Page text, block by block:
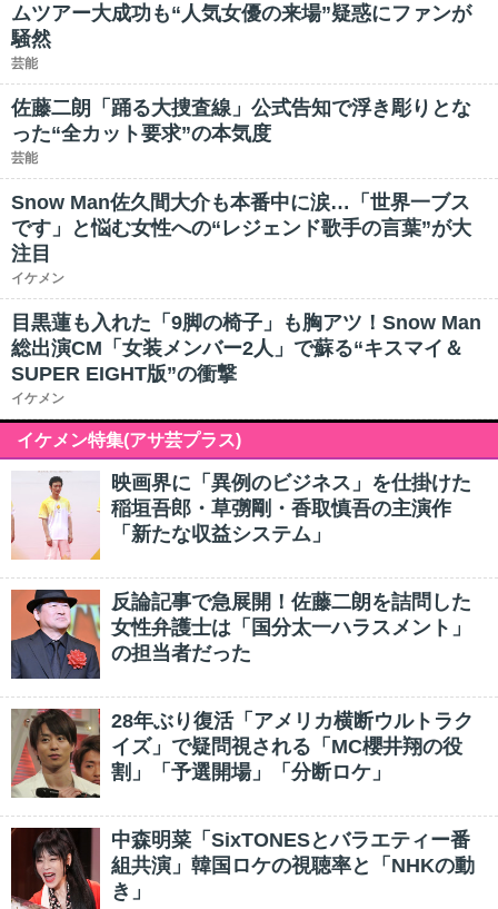
ムツアー大成功も“人気女優の来場”疑惑にファンが
騒然
芸能
佐藤二朗「踊る大捜査線」公式告知で浮き彫りとな
った“全カット要求”の本気度
芸能
Snow Man佐久間大介も本番中に涙…「世界一ブス
です」と悩む女性への“レジェンド歌手の言葉”が大
注目
イケメン
目黒蓮も入れた「9脚の椅子」も胸アツ！Snow Man
総出演CM「女装メンバー2人」で蘇る“キスマイ＆
SUPER EIGHT版”の衝撃
イケメン
イケメン特集(アサ芸プラス)
映画界に「異例のビジネス」を仕掛けた
稲垣吾郎・草彅剛・香取慎吾の主演作
「新たな収益システム」
反論記事で急展開！佐藤二朗を詰問した
女性弁護士は「国分太一ハラスメント」
の担当者だった
28年ぶり復活「アメリカ横断ウルトラク
イズ」で疑問視される「MC櫻井翔の役
割」「予選開場」「分断ロケ」
中森明菜「SixTONESとバラエティー番
組共演」韓国ロケの視聴率と「NHKの動
き」